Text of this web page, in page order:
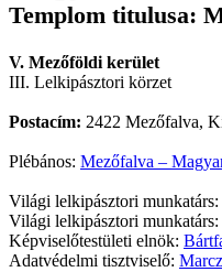
Templom titulusa:
V. Mezőföldi kerület
III. Lelkipásztori körzet
Postacím: 2422 Mezőfalva,
Plébános: Mezőfalva –
Világi lelkipásztori munkatárs:
Világi lelkipásztori munkatárs:
Képviselőtestületi elnök:
Adatvédelmi tisztviselő: